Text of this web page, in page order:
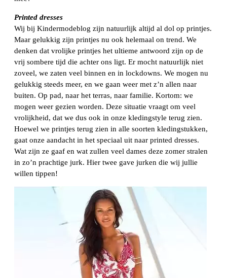
Printed dresses
Wij bij Kindermodeblog zijn natuurlijk altijd al dol op printjes.
Maar gelukkig zijn printjes nu ook helemaal on trend. We
denken dat vrolijke printjes het ultieme antwoord zijn op de
vrij sombere tijd die achter ons ligt. Er mocht natuurlijk niet
zoveel, we zaten veel binnen en in lockdowns. We mogen nu
gelukkig steeds meer, en we gaan weer met z’n allen naar
buiten. Op pad, naar het terras, naar familie. Kortom: we
mogen weer gezien worden. Deze situatie vraagt om veel
vrolijkheid, dat we dus ook in onze kledingstyle terug zien.
Hoewel we printjes terug zien in alle soorten kledingstukken,
gaat onze aandacht in het speciaal uit naar printed dresses.
Wat zijn ze gaaf en wat zullen veel dames deze zomer stralen
in zo’n prachtige jurk. Hier twee gave jurken die wij jullie
willen tippen!